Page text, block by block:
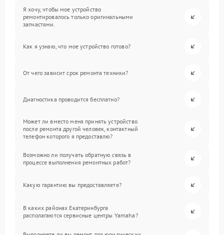
Я хочу, чтобы мое устройство
ремонтировалось только оригинальными
запчастями.
Как я узнаю, что мое устройство готово?
От чего зависит срок ремонта техники?
Диагностика проводится бесплатно?
Может ли вместо меня принять устройство
после ремонта другой человек, контактный
телефон которого я предоставлю?
Возможно ли получать обратную связь в
процессе выполнения ремонтных работ?
Какую гарантию вы предоставляете?
В каких районах Екатеринбурга
располагаются сервисные центры Yamaha?